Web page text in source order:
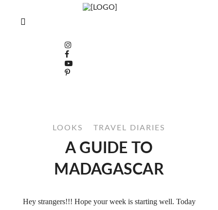
LOOKS TRAVEL DIARIES
A GUIDE TO
MADAGASCAR
Hey strangers!!! Hope your week is starting well. Today